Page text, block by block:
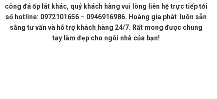
công đá ốp lát khác, quý khách hàng vui lòng liên hệ trực tiếp tới
số hotline: 0972101656 – 0946916986. Hoàng gia phát luôn sẵn
sằng tư vấn và hỗ trợ khách hàng 24/7. Rất mong được chung
tay làm đẹp cho ngôi nhà của bạn!